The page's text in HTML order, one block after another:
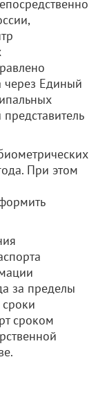
через Единый
При этом
за пределы
сроком